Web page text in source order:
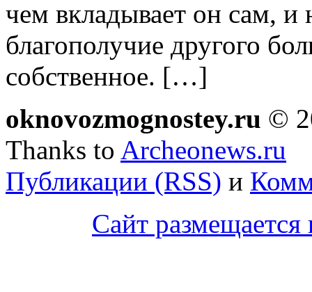
чем вкладывает он сам, и
благополучие другого
собственное. […]
oknovozmognostey.ru ©
Thanks to Archeonews.ru
Публикации (RSS) и
Сайт размещается